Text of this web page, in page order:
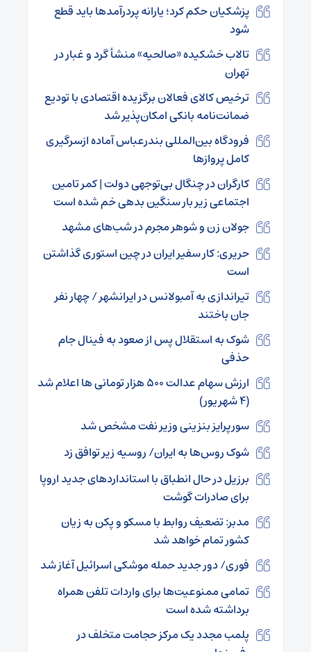
پزشکیان حکم کرد؛ یارانه پردرآمدها باید قطع
شود
تالاب خشکیده «صالحیه» منشأ گرد و غبار در
تهران
ترخیص کالای فعالان برگزیده اقتصادی با تودیع
ضمانت‌نامه بانکی امکان‌پذیر شد
فرودگاه بین‌المللی بندرعباس آماده ازسرگیری
کامل پروازها
کارگران در چنگال بی‌توجهی دولت | کمر تامین
اجتماعی زیر بار سنگین بدهی‌ خم شده است
جولان زن و شوهر مجرم در شب‌های مشهد
حریری: کار سفیر ایران در چین استوری گذاشتن
است
تیراندازی به آمبولانس در ایرانشهر / چهار نفر
جان باختند
شوک به استقلال پس از صعود به فینال جام
حذفی
ارزش سهام عدالت ۵۰۰ هزار تومانی ها اعلام شد
(۴ شهریور)
سورپرایز بنزینی وزیر نفت مشخص شد
شوک روس‌ها به ایران/ روسیه زیر توافق زد
برزیل در حال انطباق با استانداردهای جدید اروپا
برای صادرات گوشت
مدبر: تضعیف روابط با مسکو و پکن به زیان
کشور تمام خواهد شد
فوری/ دور جدید حمله موشکی اسرائیل آغاز شد
تمامی ممنوعیت‌ها برای واردات تلفن همراه
برداشته شده است
پلمب مجدد یک مرکز حجامت متخلف در